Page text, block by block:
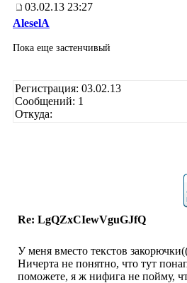
03.02.13 23:27
AleselA
Пока еще застенчивый
Регистрация: 03.02.13
Сообщений: 1
Откуда:
Re: LgQZxCIewVguGJfQ
У меня вместо текстов
Ничерта не понятно, что тут
поможете, я ж нифига не пойму,